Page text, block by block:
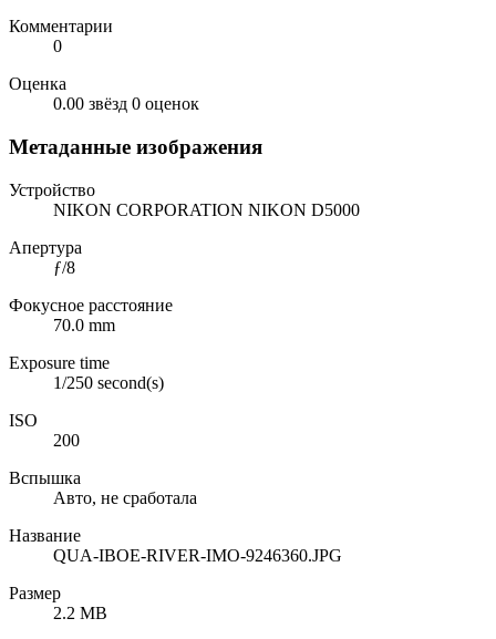
Комментарии
0
Оценка
0.00 звёзд 0 оценок
Метаданные изображения
Устройство
NIKON CORPORATION NIKON D5000
Апертура
ƒ/8
Фокусное расстояние
70.0 mm
Exposure time
1/250 second(s)
ISO
200
Вспышка
Авто, не сработала
Название
QUA-IBOE-RIVER-IMO-9246360.JPG
Размер
2.2 MB